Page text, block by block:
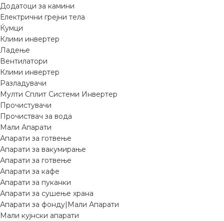
Додатоци за камини
Електрични грејни тела
Ќумци
Клими инвертер
Ладење
Вентилатори
Клими инвертер
Разладувачи
Мулти Сплит Системи Инвертер
Прочистувачи
Прочиствач за вода
Мали Апарати
Апарати за готвење
Апарати за вакумирање
Апарати за готвење
Апарати за кафе
Апарати за пуканки
Апарати за сушење храна
Апарати за фонду|Мали Апарати
Мали кујнски апарати